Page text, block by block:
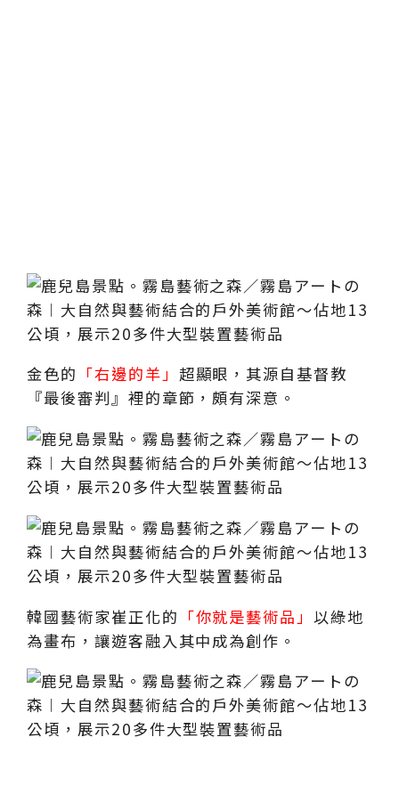
金色的 「右邊的羊」 超顯眼，其源自基督教
『最後審判』裡的章節，頗有深意。
韓國藝術家崔正化的 「你就是藝術品」以綠地
為畫布，讓遊客融入其中成為創作。